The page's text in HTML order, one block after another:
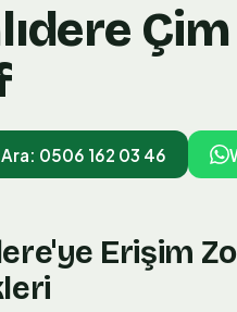
0506 162 03 46
Erişim